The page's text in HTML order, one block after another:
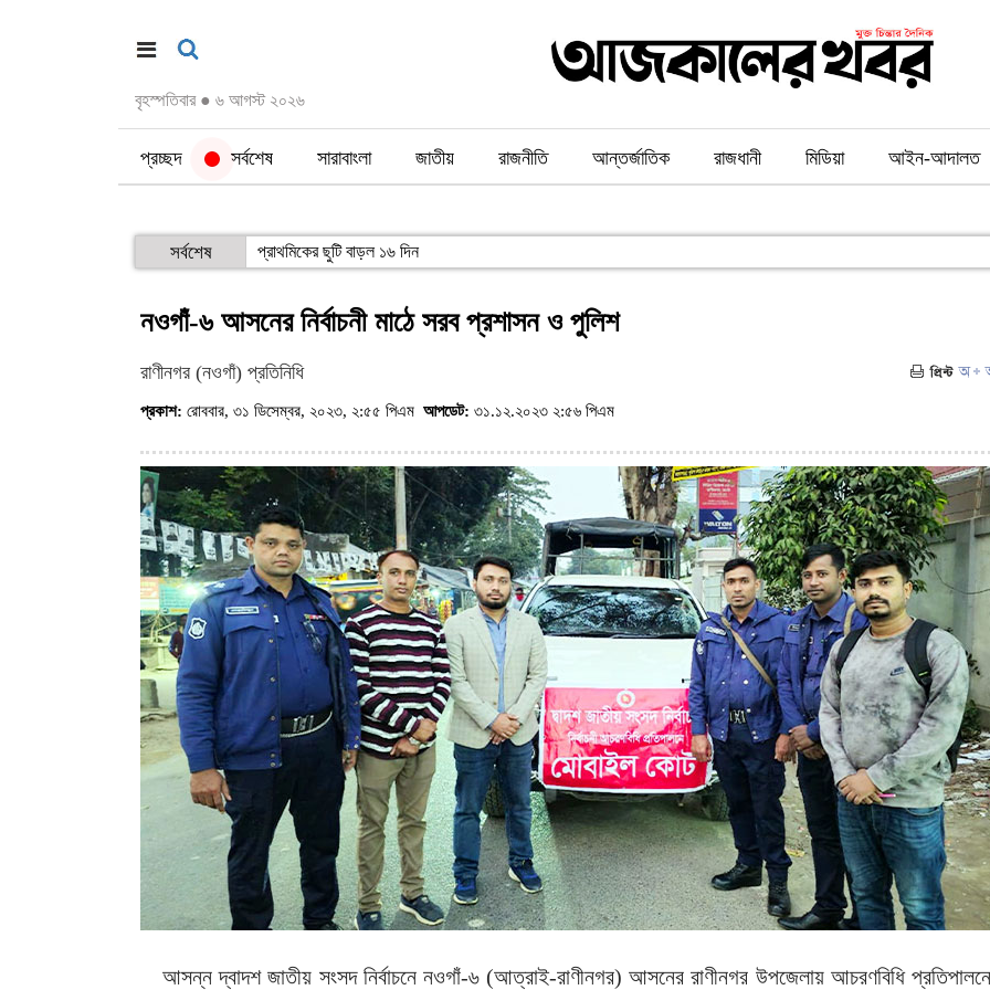
বৃহস্পতিবার ● ৬ আগস্ট ২০২৬
প্রচ্ছদ সর্বশেষ সারাবাংলা জাতীয় রাজনীতি আন্তর্জাতিক রাজধানী মিডিয়া আইন-আদালত
সর্বশেষ প্রাথমিকের ছুটি বাড়ল ১৬ দিন
নওগাঁ-৬ আসনের নির্বাচনী মাঠে সরব প্রশাসন ও পুলিশ
রাণীনগর (নওগাঁ) প্রতিনিধি
প্রকাশ: রোববার, ৩১ ডিসেম্বর, ২০২৩, ২:৫৫ পিএম আপডেট: ৩১.১২.২০২৩ ২:৫৬ পিএম
আসন্ন দ্বাদশ জাতীয় সংসদ নির্বাচনে নওগাঁ-৬ (আত্রাই-রাণীনগর) আসনের রাণীনগর উপজেলায় আচরণবিধি প্রতিপালনে